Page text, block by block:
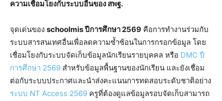
ความเชื่อมโยงกับระบบอื่นของ สพฐ.
จุดเด่นของ schoolmis ปีการศึกษา 2569 คือการทำงานร่วมกับ
ระบบสารสนเทศอื่นเพื่อลดความซ้ำซ้อนในการกรอกข้อมูล โดย
เชื่อมโยงกับระบบจัดเก็บข้อมูลนักเรียนรายบุคคล หรือ DMC ปี
การศึกษา 2569 สำหรับข้อมูลพื้นฐานของนักเรียน และยังเชื่อม
ต่อกับระบบประกาศและนำส่งคะแนนการทดสอบระดับชาติอย่าง
ระบบ NT Access 2569 ครูที่ต้องดูแลข้อมูลรอบจัดเก็บสามารถ